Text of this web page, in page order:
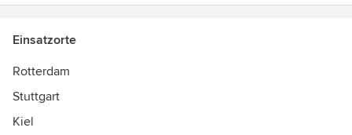
Einsatzorte
Rotterdam
Stuttgart
Kiel